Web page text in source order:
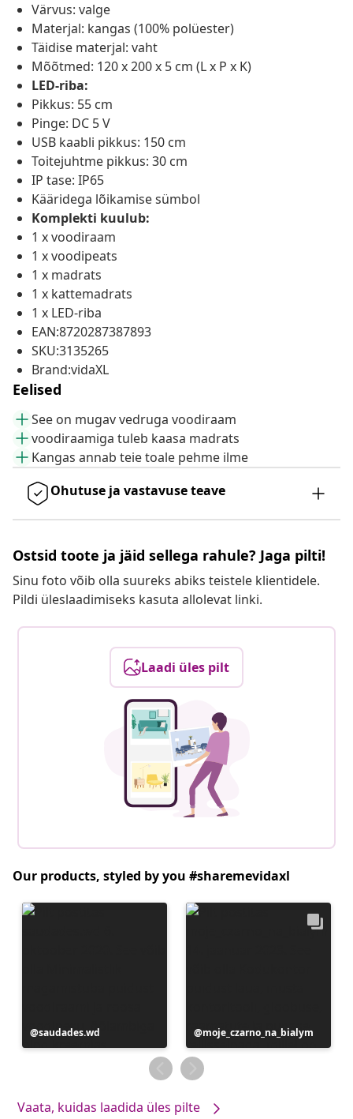
Värvus: valge
Materjal: kangas (100% polüester)
Täidise materjal: vaht
Mõõtmed: 120 x 200 x 5 cm (L x P x K)
LED-riba:
Pikkus: 55 cm
Pinge: DC 5 V
USB kaabli pikkus: 150 cm
Toitejuhtme pikkus: 30 cm
IP tase: IP65
Kääridega lõikamise sümbol
Komplekti kuulub:
1 x voodiraam
1 x voodipeats
1 x madrats
1 x kattemadrats
1 x LED-riba
EAN:8720287387893
SKU:3135265
Brand:vidaXL
Eelised
See on mugav vedruga voodiraam
voodiraamiga tuleb kaasa madrats
Kangas annab teie toale pehme ilme
Ohutuse ja vastavuse teave
Ostsid toote ja jäid sellega rahule? Jaga pilti!
Sinu foto võib olla suureks abiks teistele klientidele.
Pildi üleslaadimiseks kasuta allolevat linki.
Laadi üles pilt
Our products, styled by you #sharemevidaxl
Postitus
avaldatud
saudades.wd
Postitus
avaldatud
moje_czarno_na_bialym
Vaata, kuidas laadida üles pilte